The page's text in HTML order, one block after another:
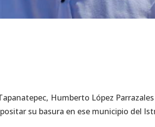
Humberto López
su basura en ese municipio del